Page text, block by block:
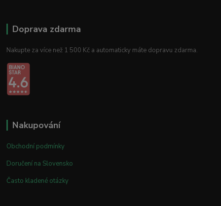
Doprava zdarma
Nakupte za více než 1 500 Kč a automaticky máte dopravu zdarma.
Nakupování
Obchodní podmínky
Doručení na Slovensko
Často kladené otázky